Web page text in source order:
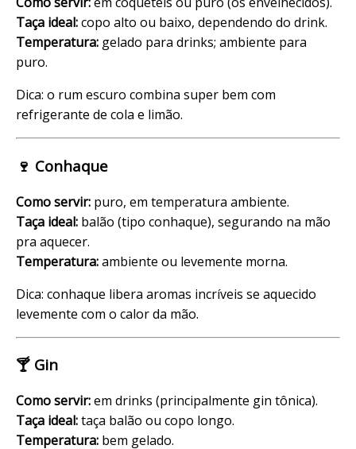
Taça ideal:copo alto ou baixo, dependendo do drink.
Temperatura: gelado para drinks; ambiente para
puro.
Dica: o rum escuro combina super bem com
refrigerante de cola e limão.
🍷 Conhaque
Como servir: puro, em temperatura ambiente.
Taça ideal: balão (tipo conhaque), segurando na mão
pra aquecer.
Temperatura:ambiente ou levemente morna.
Dica: conhaque libera aromas incríveis se aquecido
levemente com o calor da mão.
🍸 Gin
Como servir:em drinks (principalmente gin tônica).
Taça ideal:taça balão ou copo longo.
Temperatura: bem gelado.